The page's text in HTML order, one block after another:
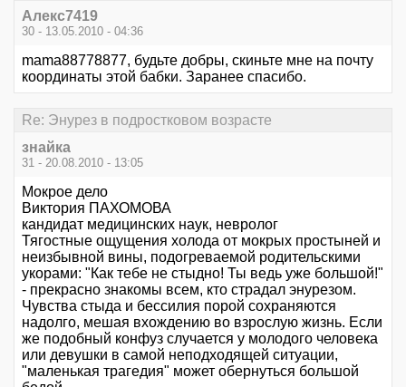
Алекс7419
30 - 13.05.2010 - 04:36
mama88778877, будьте добры, скиньте мне на почту
координаты этой бабки. Заранее спасибо.
Re: Энурез в подростковом возрасте
знайка
31 - 20.08.2010 - 13:05
Мокрое дело
Виктория ПАХОМОВА
кандидат медицинских наук, невролог
Тягостные ощущения холода от мокрых простыней и
неизбывной вины, подогреваемой родительскими
укорами: "Как тебе не стыдно! Ты ведь уже большой!"
- прекрасно знакомы всем, кто страдал энурезом.
Чувства стыда и бессилия порой сохраняются
надолго, мешая вхождению во взрослую жизнь. Если
же подобный конфуз случается у молодого человека
или девушки в самой неподходящей ситуации,
"маленькая трагедия" может обернуться большой